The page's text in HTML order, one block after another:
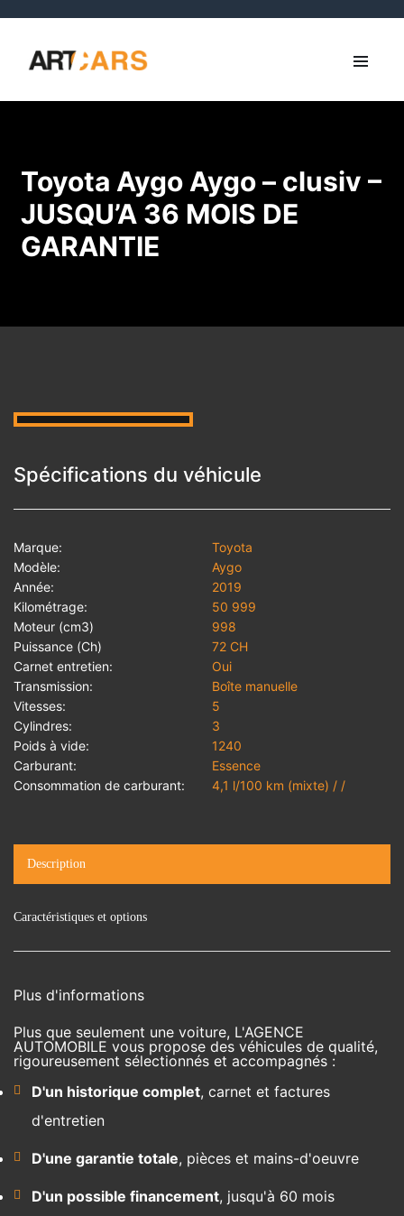
Toyota Aygo Aygo – clusiv –
JUSQU’A 36 MOIS DE
GARANTIE
Spécifications du véhicule
Marque:
Toyota
Modèle:
Aygo
Année:
2019
Kilométrage:
50 999
Moteur (cm3)
998
Puissance (Ch)
72 CH
Carnet entretien:
Oui
Transmission:
Boîte manuelle
Vitesses:
5
Cylindres:
3
Poids à vide:
1240
Carburant:
Essence
Consommation de carburant:
4,1 l/100 km (mixte) / /
Description
Caractéristiques et options
Plus d'informations
Plus que seulement une voiture, L'AGENCE
AUTOMOBILE vous propose des véhicules de qualité,
rigoureusement sélectionnés et accompagnés :
D'un historique complet, carnet et factures
d'entretien
D'une garantie totale, pièces et mains-d'oeuvre
D'un possible financement, jusqu'à 60 mois